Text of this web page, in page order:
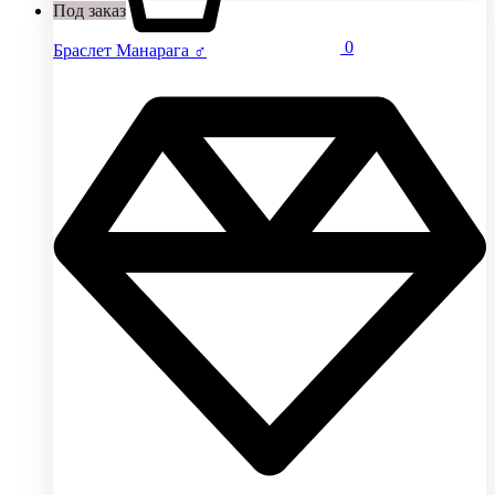
0
Под заказ
Браслет Манарага ♂